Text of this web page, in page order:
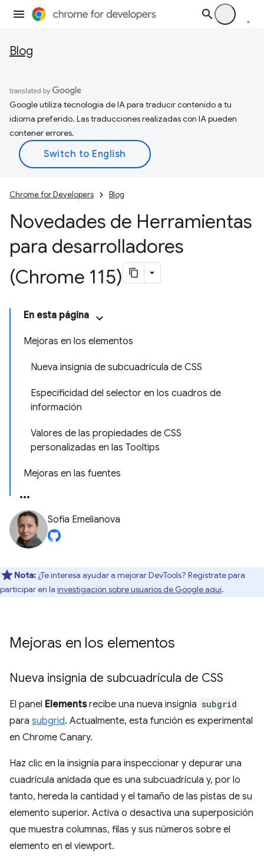
Blog
Google utiliza tecnología de IA para traducir contenido a tu
idioma preferido. Las traducciones realizadas con IA pueden
contener errores.
Chrome for Developers Blog
Novedades de Herramientas
para desarrolladores
(Chrome 115)
En esta página
Mejoras en los elementos
Nueva insignia de subcuadrícula de CSS
Especificidad del selector en los cuadros de
información
Valores de las propiedades de CSS
personalizadas en las Tooltips
Mejoras en las fuentes
Sofia Emelianova
Nota: ¿Te interesa ayudar a mejorar DevTools? Regístrate para
participar en la investigación sobre usuarios de Google aquí.
Mejoras en los elementos
Nueva insignia de subcuadrícula de CSS
El panel Elementsrecibe una nueva insignia subgrid
para subgrid. Actualmente, esta función es experimental
en Chrome Canary.
Haz clic en la insignia para inspeccionar y depurar una
cuadrícula anidada que es una subcuadrícula y, por lo
tanto, hereda la cantidad y el tamaño de las pistas de su
elemento superior. Activa o desactiva una superposición
que muestra columnas, filas y sus números sobre el
elemento en el viewport.